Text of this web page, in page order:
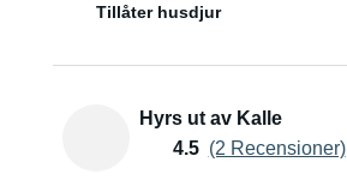
Tillåter husdjur
Hyrs ut av Kalle
4.5 (2 Recensioner)